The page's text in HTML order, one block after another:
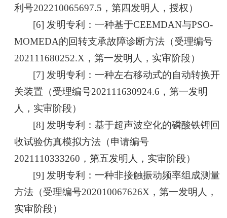
利号202210065697.5，第四发明人，授权）
[6] 发明专利：一种基于CEEMDAN与PSO-
MOMEDA的回转支承故障诊断方法（受理编号
202111680252.X，第一发明人，实审阶段）
[7] 发明专利：一种左右移动式的自动转换开
关装置（受理编号202111630924.6，第一发明
人，实审阶段）
[8] 发明专利：基于超声波空化的磷酸铁锂回
收试验仿真模拟方法（申请编号
2021110333260，第五发明人，实审阶段）
[9] 发明专利：一种非接触振动频率组成测量
方法（受理编号202010067626X，第一发明人，
实审阶段）